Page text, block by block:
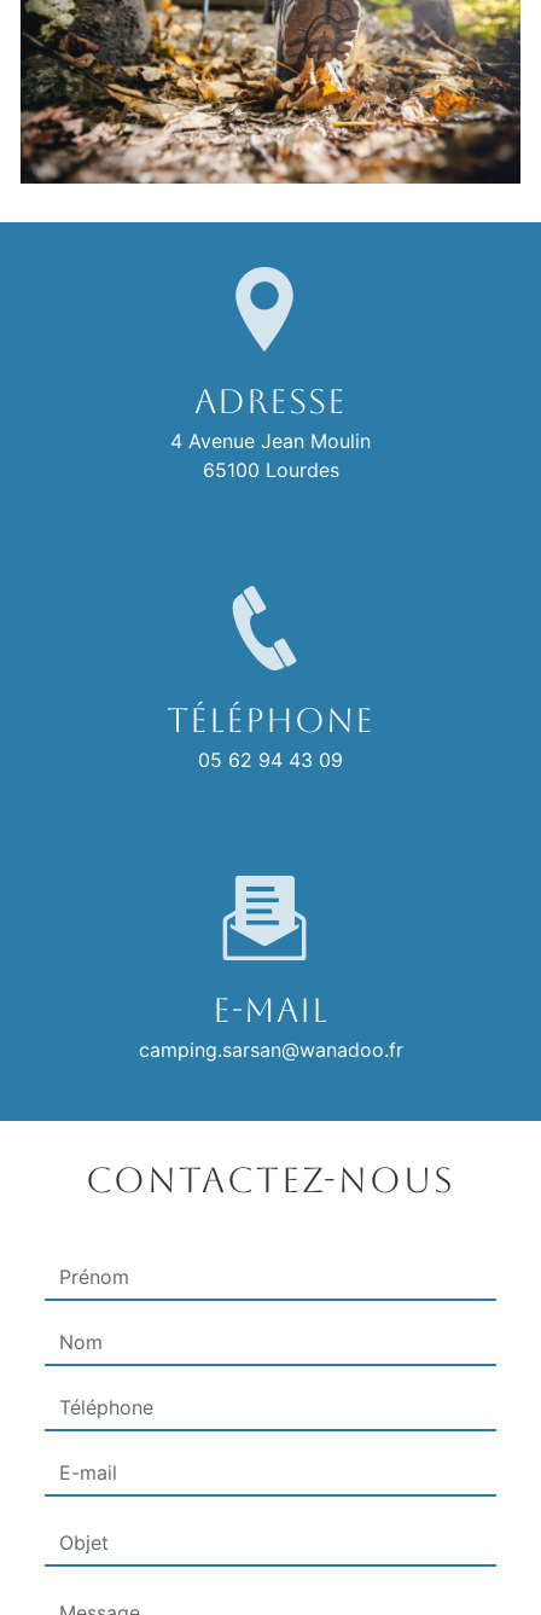
Adresse
4 Avenue Jean Moulin
65100 Lourdes
Téléphone
05 62 94 43 09
E-mail
camping.sarsan@wanadoo.fr
Contactez-nous